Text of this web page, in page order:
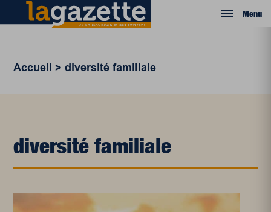
Menu
Accueil >diversité familiale
diversité familiale